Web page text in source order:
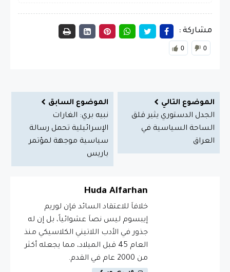
مشاركة :
0 0
الموضوع التالي
الجدل الدستوري يثير قلق
الساحة السياسية في
العراق
الموضوع السابق
نبيه بري: الغارات
الإسرائيلية تحمل رسالة
سياسية موجهة لمؤتمر
باريس
Huda Alfarhan
خلافاَ للاعتقاد السائد فإن لوريم
إيبسوم ليس نصاَ عشوائياً، بل إن له
جذور في الأدب اللاتيني الكلاسيكي منذ
العام 45 قبل الميلاد، مما يجعله أكثر
من 2000 عام في القدم.